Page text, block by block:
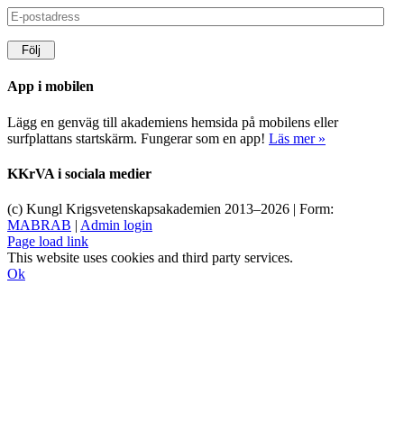
E-
postadress
Följ
App i mobilen
Lägg en genväg till akademiens hemsida på mobilens eller
surfplattans startskärm. Fungerar som en app! Läs mer »
KKrVA i sociala medier
(c) Kungl Krigsvetenskapsakademien 2013–2026 | Form:
MABRAB | Admin login
Page load link
This website uses cookies and third party services.
Ok